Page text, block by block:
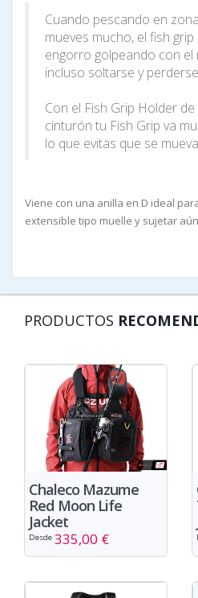
Cuando pescando en
mueves mucho, el fish
engorro golpeando con el
incluso soltarse y
Con el Fish Grip Holder
cinturón tu Fish Grip va
lo que evitas que se
Viene con una anilla en D ideal
extensible tipo muelle y sujetar
PRODUCTOS
Chaleco Mazume
Red Moon Life
Jacket
Desde 335,00 €